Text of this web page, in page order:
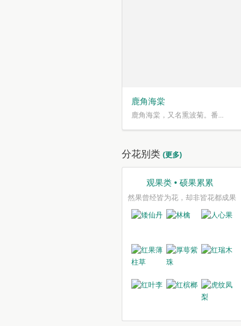
鹿角海棠
鹿角海棠，又名熏波菊。番...
分花别类 (更多)
观果类 • 硕果累累
然果曾经皆为花，却非皆花都成果